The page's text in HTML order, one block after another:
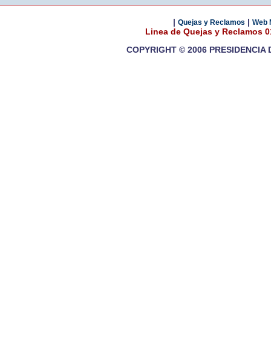
| Quejas y Reclamos | Web
Linea de Quejas y Reclamos
COPYRIGHT © 2006 PRESIDENCIA